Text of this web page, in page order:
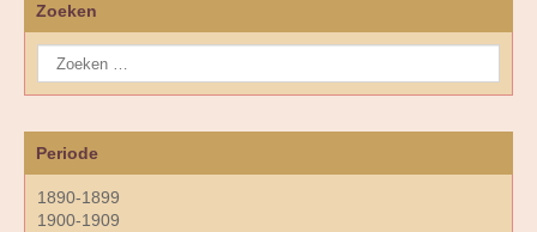
Zoeken
Periode
1890-1899
1900-1909